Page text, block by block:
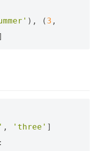
), ( 3 ,
, 'three' ]
: